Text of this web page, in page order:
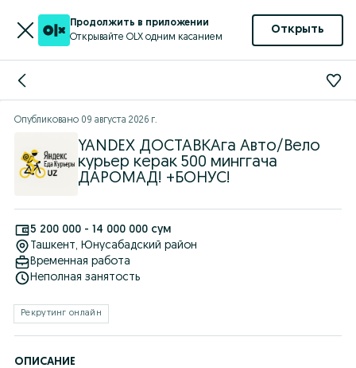
Продолжить в приложении
Открывайте OLX одним касанием
Открыть
Опубликовано 09 августа 2026 г.
YANDEX ДОСТАВКАга Авто/Вело
курьер керак 500 минггача
ДАРОМАД! +БОНУС!
5 200 000 - 14 000 000 сум
Ташкент, Юнусабадский район
Временная работа
Неполная занятость
Рекрутинг онлайн
ОПИСАНИЕ